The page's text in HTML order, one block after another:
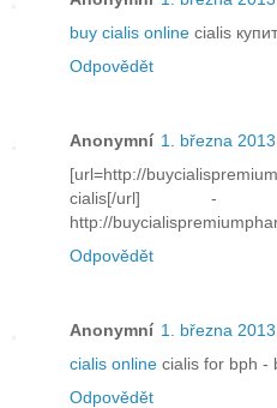
buy cialis online cialis
Odpovědět
Anonymní 1. března
[url=http://
cialis[/url] -
http://
Odpovědět
Anonymní 1. března
cialis online cialis for bph -
Odpovědět